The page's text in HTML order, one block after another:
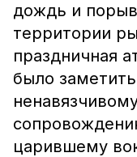
дождь и
территории
праздничная
было
царившему